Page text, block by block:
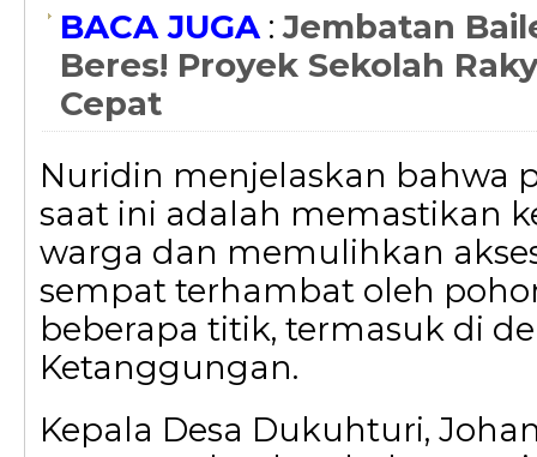
BACA JUGA:Jembatan
Beres! Proyek Sekolah
Cepat
Nuridin menjelaskan bahwa
saat ini adalah memastikan
warga dan memulihkan
sempat terhambat oleh
beberapa titik, termasuk di
Ketanggungan.
Kepala Desa Dukuhturi,